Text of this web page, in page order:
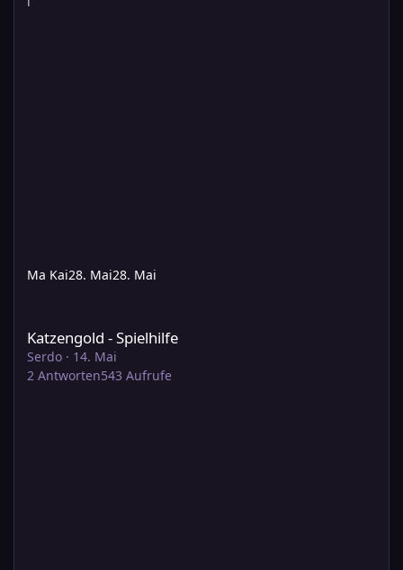
Ma Kai28. Mai28. Mai
Katzengold - Spielhilfe
Serdo · 14. Mai
2 Antworten543 Aufrufe